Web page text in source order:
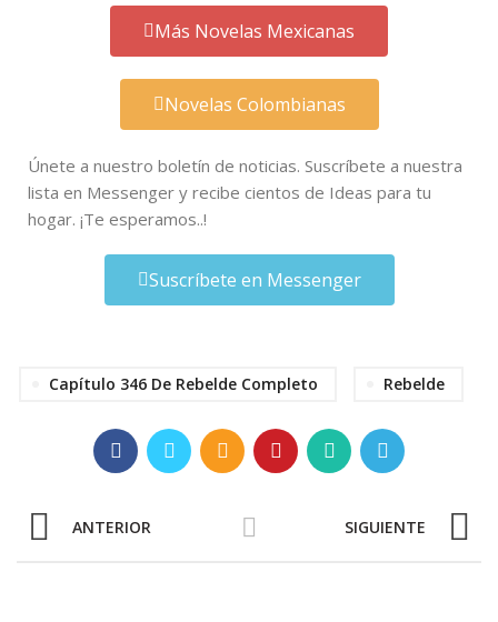
Más Novelas Mexicanas
Novelas Colombianas
Únete a nuestro boletín de noticias. Suscríbete a nuestra
lista en Messenger y recibe cientos de Ideas para tu
hogar. ¡Te esperamos..!
Suscríbete en Messenger
Capítulo 346 De Rebelde Completo Rebelde
ANTERIOR SIGUIENTE